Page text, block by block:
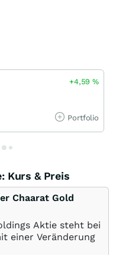
+4,59%
Portfolio
Kurs & Preis
Chaarat Gold
Aktie steht bei
einer Veränderung